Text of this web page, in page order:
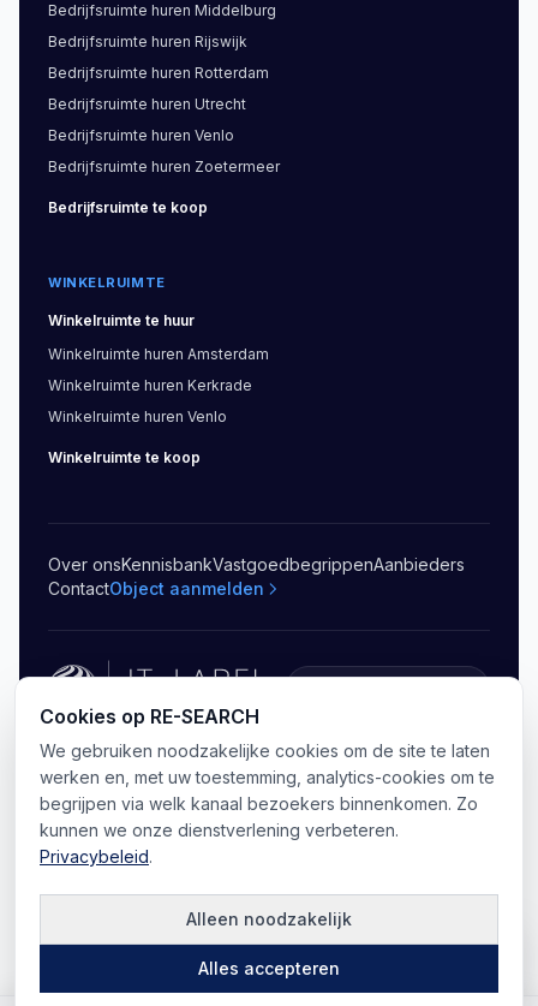
Bedrijfsruimte huren Middelburg
Bedrijfsruimte huren Rijswijk
Bedrijfsruimte huren Rotterdam
Bedrijfsruimte huren Utrecht
Bedrijfsruimte huren Venlo
Bedrijfsruimte huren Zoetermeer
Bedrijfsruimte te koop
WINKELRUIMTE
Winkelruimte te huur
Winkelruimte huren Amsterdam
Winkelruimte huren Kerkrade
Winkelruimte huren Venlo
Winkelruimte te koop
Over onsKennisbankVastgoedbegrippenAanbieders
ContactObject aanmelden
© 2026 RE-SEARCH B.V. .Alle rechten voorbehouden
PrivacyAlgemene voorwaarden Sitemap
Cookie-voorkeuren
Kaart
Cookies op RE-SEARCH
We gebruiken noodzakelijke cookies om de site te laten
werken en, met uw toestemming, analytics-cookies om te
begrijpen via welk kanaal bezoekers binnenkomen. Zo
kunnen we onze dienstverlening verbeteren.
Privacybeleid.
Alleen noodzakelijk
Alles accepteren